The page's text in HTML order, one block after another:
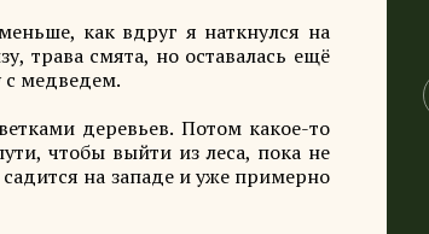
как вдруг я наткнулся на
трава смята, но оставалась ещё
с медведем.
деревьев. Потом какое-то
чтобы выйти из леса, пока не
на западе и уже примерно